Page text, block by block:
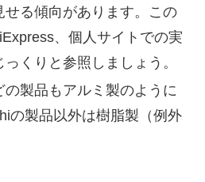
る傾向があります。この
、個人サイトでの実
くりと参照しましょう。
の製品もアルミ製のように
の製品以外は樹脂製（例外